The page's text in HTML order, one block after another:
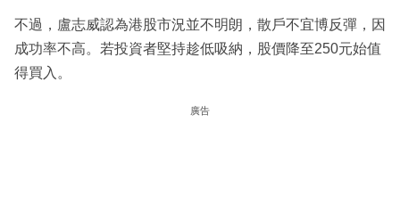
不過，盧志威認為港股市況並不明朗，散戶不宜博反彈，因
成功率不高。若投資者堅持趁低吸納，股價降至250元始值
得買入。
廣告